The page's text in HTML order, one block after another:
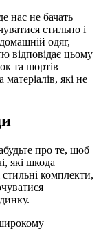
нас не бачать
стильно і
одяг,
відповідає цьому
та шортів
які не
про те, щоб
які шкода
комплекти,